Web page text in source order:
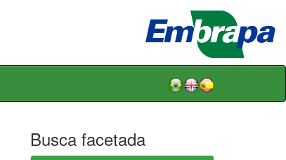
Busca facetada